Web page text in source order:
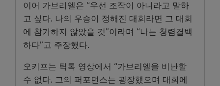
이어 가브리엘은 “우선 조작이 아니라고 말하
고 싶다. 나의 우승이 정해진 대회라면 그 대회
에 참가하지 않았을 것”이라며 “나는 청렴결백
하다”고 주장했다.
오키프는 틱톡 영상에서 “가브리엘을 비난할
수 없다. 그의 퍼포먼스는 굉장했으며 대회에